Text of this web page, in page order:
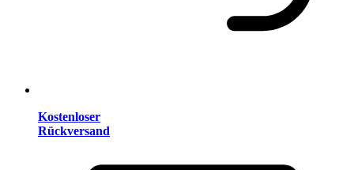
Kostenloser
Rückversand